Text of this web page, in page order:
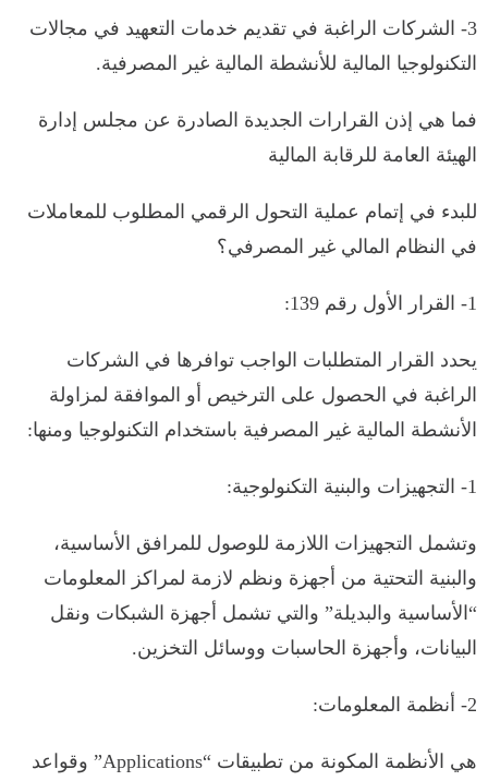
3- الشركات الراغبة في تقديم خدمات التعهيد في مجالات
التكنولوجيا المالية للأنشطة المالية غير المصرفية.
فما هي إذن القرارات الجديدة الصادرة عن مجلس إدارة
الهيئة العامة للرقابة المالية
للبدء في إتمام عملية التحول الرقمي المطلوب للمعاملات
في النظام المالي غير المصرفي؟
1- القرار الأول رقم 139:
يحدد القرار المتطلبات الواجب توافرها في الشركات
الراغبة في الحصول على الترخيص أو الموافقة لمزاولة
الأنشطة المالية غير المصرفية باستخدام التكنولوجيا ومنها:
1- التجهيزات والبنية التكنولوجية:
وتشمل التجهيزات اللازمة للوصول للمرافق الأساسية،
والبنية التحتية من أجهزة ونظم لازمة لمراكز المعلومات
“الأساسية والبديلة” والتي تشمل أجهزة الشبكات ونقل
البيانات، وأجهزة الحاسبات ووسائل التخزين.
2- أنظمة المعلومات:
هي الأنظمة المكونة من تطبيقات “Applications” وقواعد